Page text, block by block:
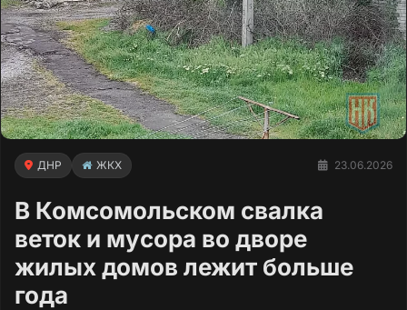
ДНР ЖКХ 23.06.2026
В Комсомольском свалка
веток и мусора во дворе
жилых домов лежит больше
года